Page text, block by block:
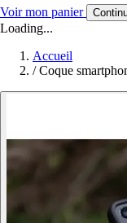
Voir mon panier
Loading...
Accueil
/ Coque